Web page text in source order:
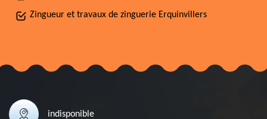
Zingueur et travaux de zinguerie Erquinvillers
indisponible